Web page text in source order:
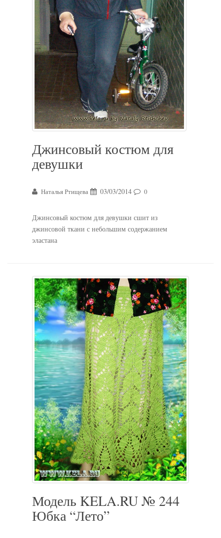
Джинсовый костюм для
девушки
Наталья Ртищева 03/03/2014 0
Джинсовый костюм для девушки сшит из
джинсовой ткани с небольшим содержанием
эластана
Модель KELA.RU № 244
Юбка “Лето”